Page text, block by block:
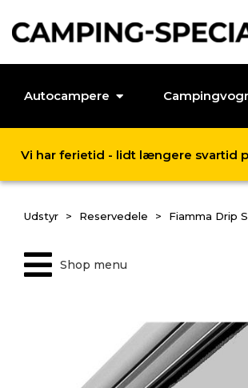
Autocampere
Vi har ferietid - lidt længere svartid
Udstyr Reservedele Fiamma Drip
Shop menu